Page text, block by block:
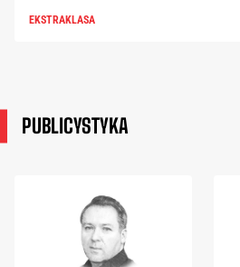
EKSTRAKLASA
PUBLICYSTYKA